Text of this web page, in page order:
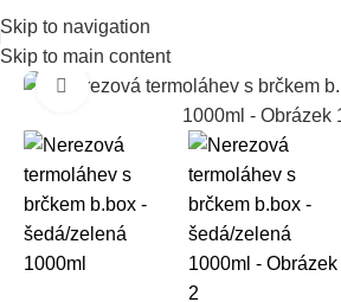
Skip to navigation
Skip to main content
Click to enlarge